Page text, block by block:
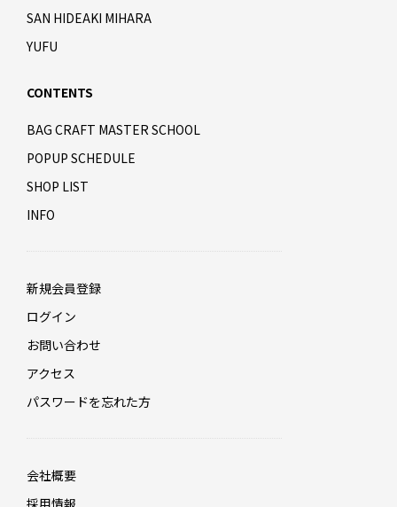
SAN HIDEAKI MIHARA
YUFU
CONTENTS
BAG CRAFT MASTER SCHOOL
POPUP SCHEDULE
SHOP LIST
INFO
新規会員登録
ログイン
お問い合わせ
アクセス
パスワードを忘れた方
会社概要